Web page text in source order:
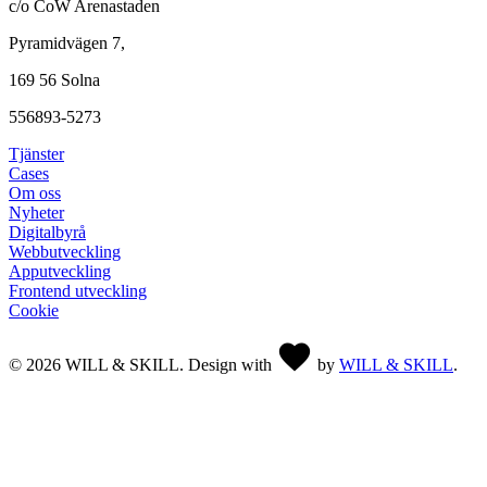
c/o CoW Arenastaden
Pyramidvägen 7,
169 56 Solna
556893-5273
Tjänster
Cases
Om oss
Nyheter
Digitalbyrå
Webbutveckling
Apputveckling
Frontend utveckling
Cookie
© 2026 WILL & SKILL. Design with by WILL & SKILL.